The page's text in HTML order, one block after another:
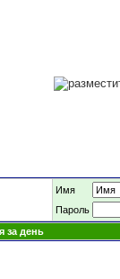
Имя
Пароль
за день